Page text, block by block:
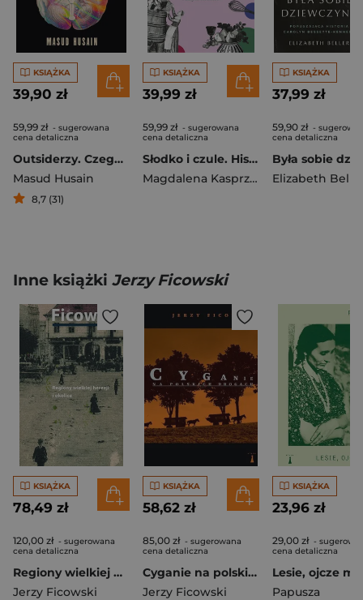
KSIĄŻKA
39,90 zł
59,99 zł - sugerowana
cena detaliczna
Outsiderzy. Czego pacjenci neurologa nauczyli go o mózgu
Masud Husain
8,7 (31)
KSIĄŻKA
39,99 zł
59,99 zł - sugerowana
cena detaliczna
Słodko i czule. Historia konfektów, deserów i innych słodkości
Magdalena Kasprzyk-Chevriaux
KSIĄŻKA
37,99 zł
59,90 zł -
cena detaliczna
Elizabeth
Inne książki Jerzy Ficowski
KSIĄŻKA
78,49 zł
120,00 zł - sugerowana
cena detaliczna
Regiony wielkiej herezji i okolice. Bruno Schulz i jego mitologia
Jerzy Ficowski
KSIĄŻKA
58,62 zł
85,00 zł - sugerowana
cena detaliczna
Cyganie na polskich drogach
Jerzy Ficowski
KSIĄŻKA
23,96 zł
29,00 zł -
cena detaliczna
Lesie, ojcze
Papusza